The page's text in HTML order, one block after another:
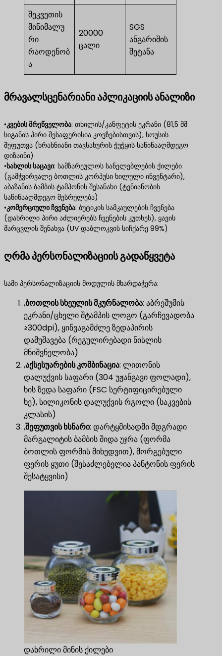
შეკვეთის
მინიმალუ
რი
რაოდენობ
ა
20000
ცალი
SGS
ანგარიშის
შეტანა
მრავალსცენარიანი აპლიკაციის ანალიზი
•კვების მრეწველობა​: თხილის/კანფეტის ეკრანი (81,5 მმ
სიგანის პირი შესაფერისია კოვზებისთვის), სოუსის
შეფუთვა (ხრახნიანი თავსახურის ჭუჭყის საწინააღმდეგო
დიზაინი)
•სახლის საცავი​: სამზარეულოს სანელებლების ქილები
(გამჭვირვალე ბოთლის კორპუსი ხილული ინვენტარი),
აბაზანის ბამბის ტამპონის შესანახი (ტენიანობის
საწინააღმდეგო შესრულება)
•კომერციული ჩვენება​: ბუტიკის სამკაულების ჩვენება
(დახრილი პირი აძლიერებს ჩვენების კუთხეს), ყავის
მარცვლის შენახვა (UV დაბლოკვის სიჩქარე 99%)
ღრმა პერსონალიზაციის გადაწყვეტა
სამი პერსონალიზაციის მოდულის მხარდაჭერა:
,ბოთლის სხეულის მკურნალობა​: აბრეშუმის
ეკრანი/ცხელი შტამპის ლოგო (გარჩევადობა
≥300dpi), ყინვაგამძლე ზედაპირის
დამუშავება (რეგულირებადი ნისლის
მნიშვნელობა)
,აქსესუარების კომბინაცია​: ლითონის
დალუქვის საფარი (304 უჟანგავი ფოლადი),
ხის ზედა საფარი (FSC სერტიფიცირებული
ხე), სილიკონის დალუქვის რგოლი (საკვების
კლასის)
,შეფუთვის ხსნარი​: დარტყმისადმი მდგრადი
მარგალიტის ბამბის შიდა უჯრა (ფორმა
ბოთლის ფორმის მიხედვით), მორგებული
ფერის ყუთი (შესაძლებელია პანტონის ფერის
შესატყვისი)
დახრილი მინის ქილები